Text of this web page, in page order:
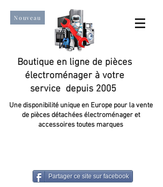
Nouveau
Boutique en ligne de pièces
électroménager à votre
service depuis 2005
Une disponibilité unique en Europe pour la vente
de pièces détachées électroménager et
accessoires toutes marques
Partager ce site sur facebook